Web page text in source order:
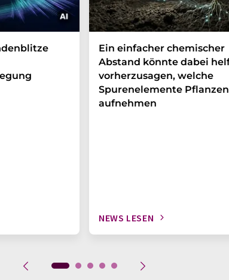
Ein einfacher chemischer
Abstand könnte dabei
vorherzusagen, welche
Spurenelemente Pflanzen
aufnehmen
NEWS LESEN